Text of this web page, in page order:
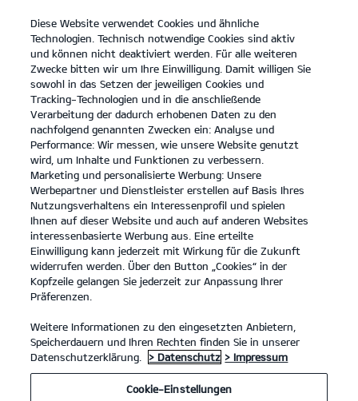
open
menu
KONTAKT
PBV Nutzfahrzeuge
Diese Website verwendet Cookies und ähnliche
Technologien. Technisch notwendige Cookies sind aktiv
und können nicht deaktiviert werden. Für alle weiteren
Zwecke bitten wir um Ihre Einwilligung. Damit willigen Sie
sowohl in das Setzen der jeweiligen Cookies und
Tracking-Technologien und in die anschließende
Verarbeitung der dadurch erhobenen Daten zu den
nachfolgend genannten Zwecken ein: Analyse und
Performance: Wir messen, wie unsere Website genutzt
wird, um Inhalte und Funktionen zu verbessern.
Marketing und personalisierte Werbung: Unsere
Werbepartner und Dienstleister erstellen auf Basis Ihres
Nutzungsverhaltens ein Interessenprofil und spielen
Ihnen auf dieser Website und auch auf anderen Websites
interessenbasierte Werbung aus. Eine erteilte
Einwilligung kann jederzeit mit Wirkung für die Zukunft
widerrufen werden. Über den Button „Cookies“ in der
Kopfzeile gelangen Sie jederzeit zur Anpassung Ihrer
Präferenzen.
Weitere Informationen zu den eingesetzten Anbietern,
Speicherdauern und Ihren Rechten finden Sie in unserer
Datenschutzerklärung.
> Datenschutz > Impressum
Cookie-Einstellungen